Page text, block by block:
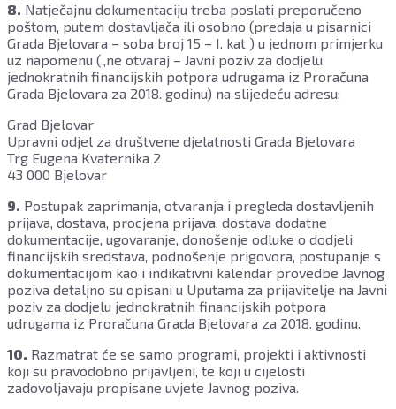
8. Natječajnu dokumentaciju treba poslati preporučeno
poštom, putem dostavljača ili osobno (predaja u pisarnici
Grada Bjelovara – soba broj 15 – I. kat ) u jednom primjerku
uz napomenu („ne otvaraj – Javni poziv za dodjelu
jednokratnih financijskih potpora udrugama iz Proračuna
Grada Bjelovara za 2018. godinu) na slijedeću adresu:
Grad Bjelovar
Upravni odjel za društvene djelatnosti Grada Bjelovara
Trg Eugena Kvaternika 2
43 000 Bjelovar
9. Postupak zaprimanja, otvaranja i pregleda dostavljenih
prijava, dostava, procjena prijava, dostava dodatne
dokumentacije, ugovaranje, donošenje odluke o dodjeli
financijskih sredstava, podnošenje prigovora, postupanje s
dokumentacijom kao i indikativni kalendar provedbe Javnog
poziva detaljno su opisani u Uputama za prijavitelje na Javni
poziv za dodjelu jednokratnih financijskih potpora
udrugama iz Proračuna Grada Bjelovara za 2018. godinu.
10. Razmatrat će se samo programi, projekti i aktivnosti
koji su pravodobno prijavljeni, te koji u cijelosti
zadovoljavaju propisane uvjete Javnog poziva.